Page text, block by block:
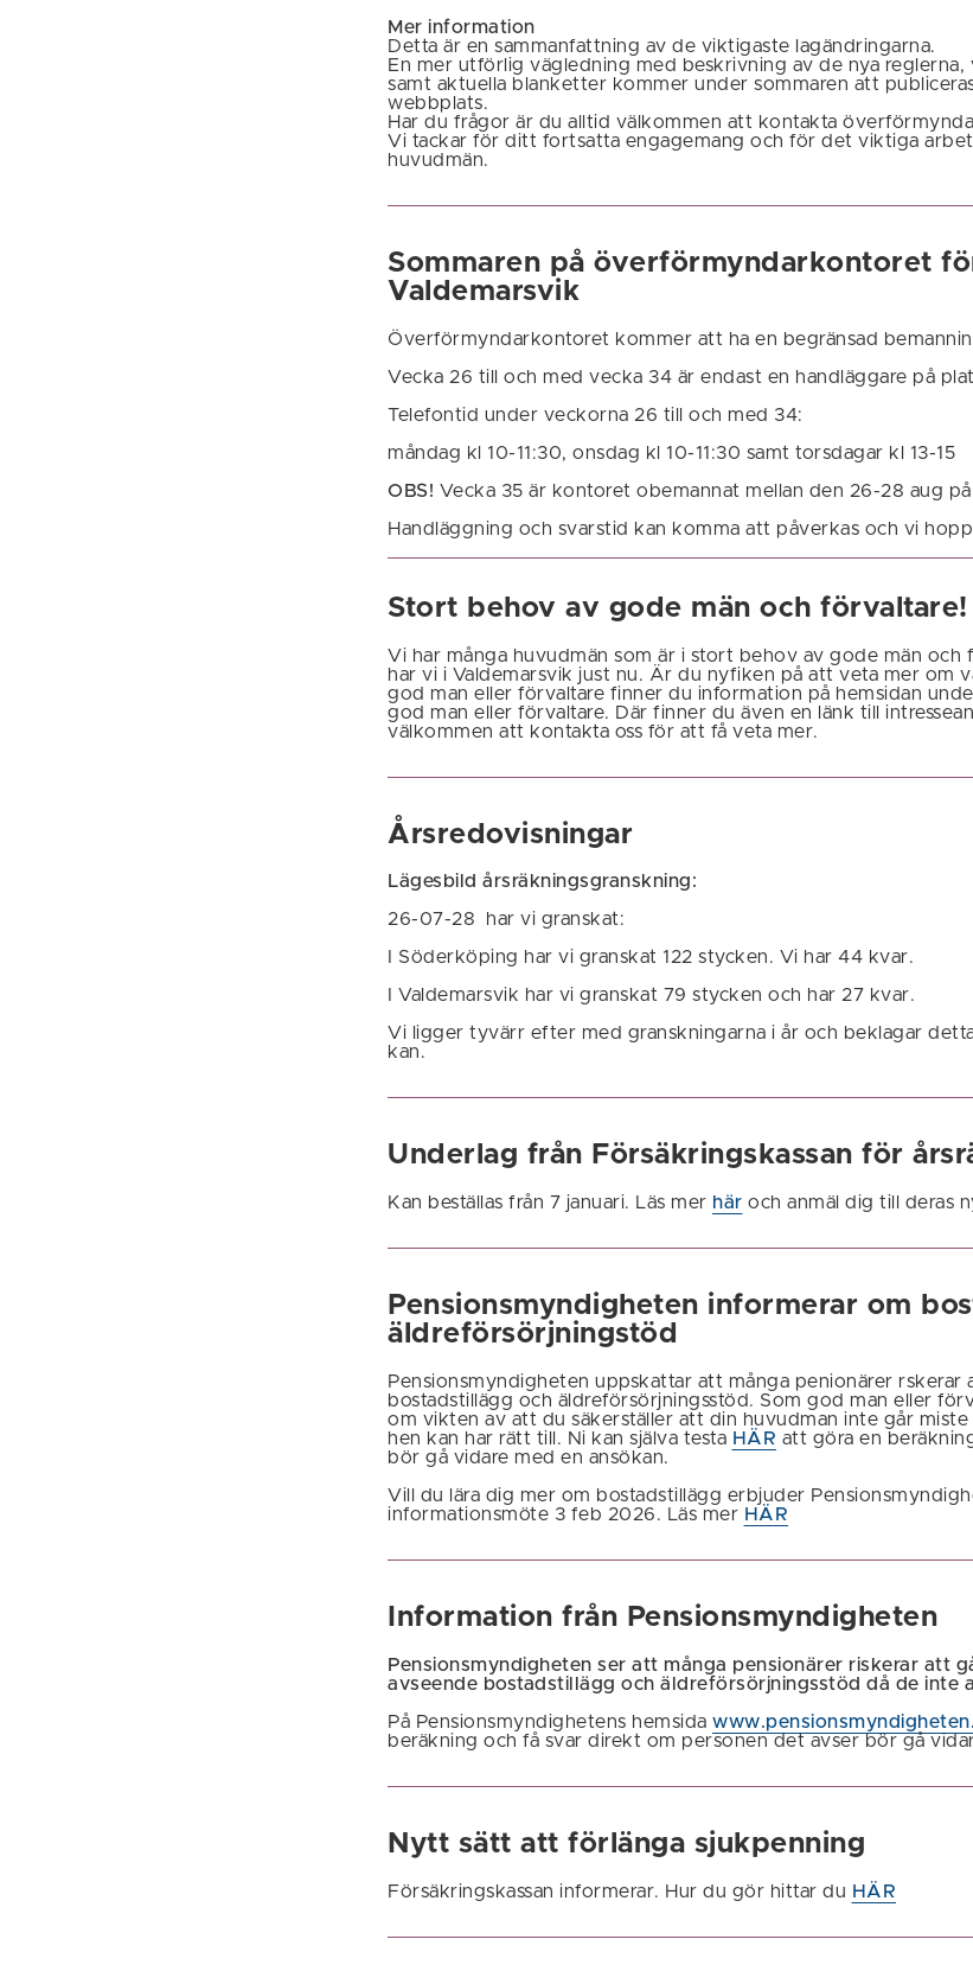
Mer information
Detta är en sammanfattning av de viktigaste lagändringarna.
En mer utförlig vägledning med beskrivning av de nya reglerna,
samt aktuella blanketter kommer under sommaren att
webbplats.
Har du frågor är du alltid välkommen att kontakta
Vi tackar för ditt fortsatta engagemang och för det viktiga
huvudmän.
Sommaren på överförmyndarkontoret
Valdemarsvik
Överförmyndarkontoret kommer att ha en begränsad
Vecka 26 till och med vecka 34 är endast en handläggare på
Telefontid under veckorna 26 till och med 34:
måndag kl 10-11:30, onsdag kl 10-11:30 samt torsdagar kl 13-15
OBS! Vecka 35 är kontoret obemannat mellan den 26-28 aug
Handläggning och svarstid kan komma att påverkas och vi
Stort behov av gode män och förvaltare!
Vi har många huvudmän som är i stort behov av gode män och
har vi i Valdemarsvik just nu. Är du nyfiken på att veta mer om
god man eller förvaltare finner du information på hemsidan
god man eller förvaltare. Där finner du även en länk till
välkommen att kontakta oss för att få veta mer.
Årsredovisningar
Lägesbild årsräkningsgranskning:
26-07-28 har vi granskat:
I Söderköping har vi granskat 122 stycken. Vi har 44 kvar.
I Valdemarsvik har vi granskat 79 stycken och har 27 kvar.
Vi ligger tyvärr efter med granskningarna i år och beklagar
kan.
Underlag från Försäkringskassan för
Kan beställas från 7 januari. Läs mer här och anmäl dig till deras
Pensionsmyndigheten informerar om
äldreförsörjningstöd
Pensionsmyndigheten uppskattar att många penionärer rskerar
bostadstillägg och äldreförsörjningsstöd. Som god man eller
om vikten av att du säkerställer att din huvudman inte går
hen kan har rätt till. Ni kan själva testa HÄR att göra en
bör gå vidare med en ansökan.
Vill du lära dig mer om bostadstillägg erbjuder
informationsmöte 3 feb 2026. Läs mer HÄR
Information från Pensionsmyndigheten
Pensionsmyndigheten ser att många pensionärer riskerar att
avseende bostadstillägg och äldreförsörjningsstöd då de inte
På Pensionsmyndighetens hemsida
beräkning och få svar direkt om personen det avser bör gå
Nytt sätt att förlänga sjukpenning
Försäkringskassan informerar. Hur du gör hittar du HÄR